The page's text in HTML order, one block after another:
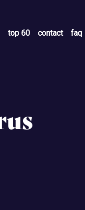
top 60 contact faq